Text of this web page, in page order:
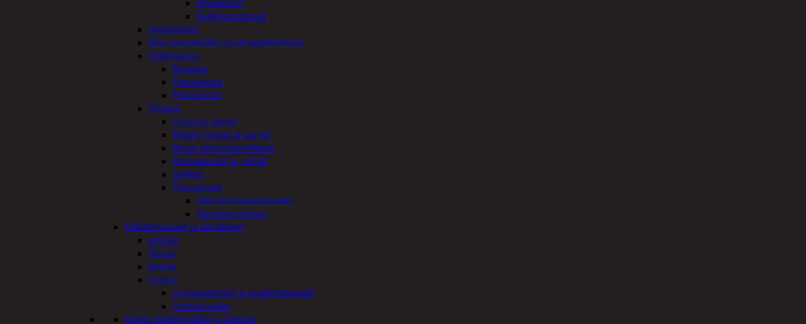
Shampoot
Suihkusaippuat
Hyvinvointi
Muu kauneuden ja terveydenhoito
Pyykinpesu
Kuivaus
Pesuaineet
Pesupussit
Siivous
Liinat ja sienet
Mopit, harjat ja varret
Muut siivoustarvikkeet
Roskapussit ja -astiat
Sankot
Pesuaineet
Viemärinavausaineet
Yleispesuaineet
Eläintenruoka ja tarvikkeet
Jyrsijät
Kissat
Koirat
Linnut
Linnunpöntöt ja ruokintalaudat
Linnunruoka
Kodin elektroniikka ja laitteet